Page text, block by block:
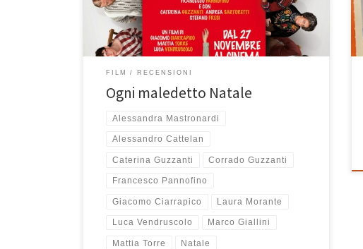
un horror comico, a tratti è un thriller grottesco, forse
alla fine è più una […]
FILM RECENSIONI
Ogni maledetto Natale
Alessandra Mastronardi
Alessandro Cattelan
Caterina Guzzanti Corrado Guzzanti
Francesco Pannofino
Giacomo Ciarrapico Laura Morante
Luca Vendruscolo Marco Giallini
Mattia Torre Natale